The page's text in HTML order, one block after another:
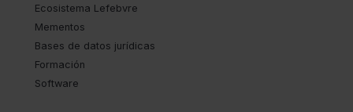
Ecosistema Lefebvre
Mementos
Bases de datos jurídicas
Formación
Software